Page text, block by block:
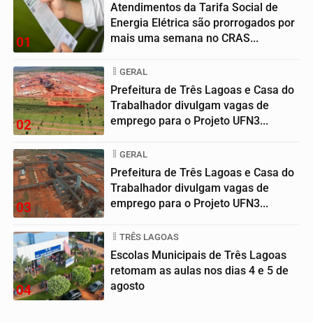
01
Atendimentos da Tarifa Social de
Energia Elétrica são prorrogados por
mais uma semana no CRAS...
02
GERAL
Prefeitura de Três Lagoas e Casa do
Trabalhador divulgam vagas de
emprego para o Projeto UFN3...
03
GERAL
Prefeitura de Três Lagoas e Casa do
Trabalhador divulgam vagas de
emprego para o Projeto UFN3...
04
TRÊS LAGOAS
Escolas Municipais de Três Lagoas
retomam as aulas nos dias 4 e 5 de
agosto